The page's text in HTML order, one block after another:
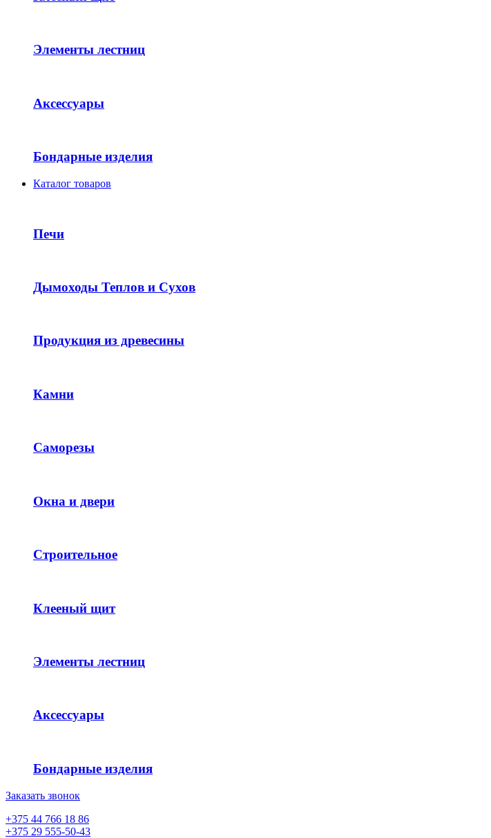
Элементы лестниц
Аксессуары
Бондарные изделия
Каталог товаров
Печи
Дымоходы Теплов и Сухов
Продукция из древесины
Камни
Саморезы
Окна и двери
Строительное
Клееный щит
Элементы лестниц
Аксессуары
Бондарные изделия
Заказать звонок
+375 44 766 18 86
+375 29 555-50-43